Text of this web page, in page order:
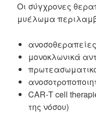
Οι σύγχρονες
μυέλωμα
ανοσοθεραπείες
μονοκλωνικά
CAR‑T cell
της νόσου)